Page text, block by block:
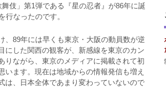
伎」第1弾である『星の忍者』が86年に誕
行なったのです。
、89年には早くも東京・大阪の動員数が逆
にした関西の観客が、新感線を東京のカン
りながら、東京のメディアに掲載されて初
ます。現在は地域からの情報発信も増え
は、日本全体であまり変わっていないので